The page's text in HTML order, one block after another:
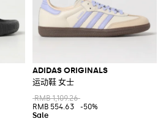
ADIDAS ORIGINALS
运动鞋 女士
RMB 1,109.26
RMB 554.63
-50%